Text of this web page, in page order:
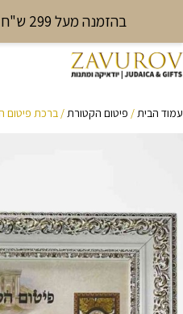
בהזמנה מעל 299 ש"ח משלוח חינם עד הבית
עמוד הבית/ פיטום הקטורת/ ברכת פיטום